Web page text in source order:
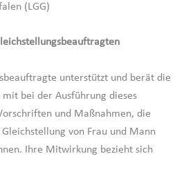
(LGG)
unterstützt und berät die
bei der Ausführung dieses
und Maßnahmen, die
von Frau und Mann
Ihre Mitwirkung bezieht sich